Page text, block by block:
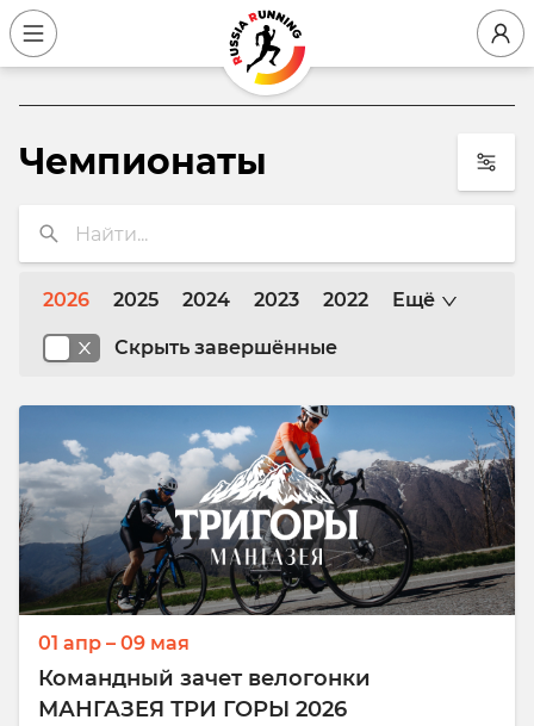
Чемпионаты
2026 2025 2024 2023 2022 Ещё
Скрыть завершённые
01 апр – 09 мая
Командный зачет велогонки
МАНГАЗЕЯ ТРИ ГОРЫ 2026